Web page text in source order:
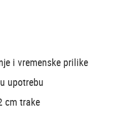
i vremenske prilike
upotrebu
cm trake